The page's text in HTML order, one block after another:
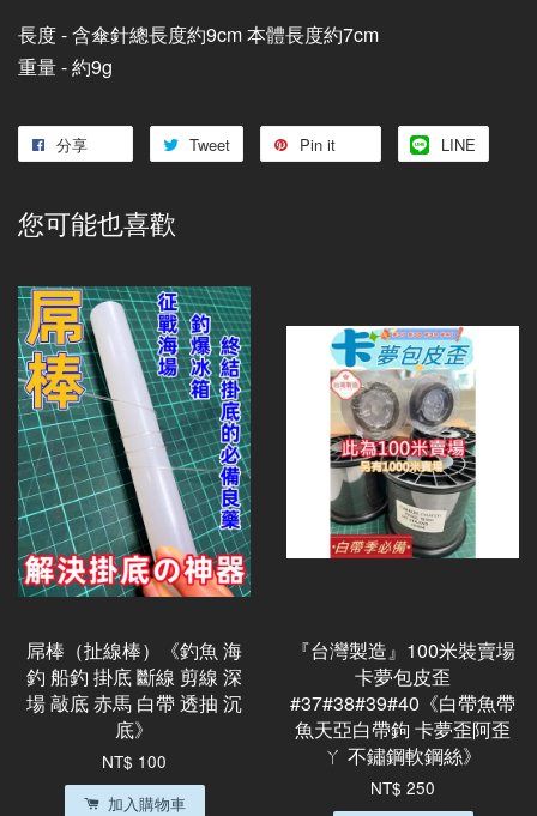
長度 - 含傘針總長度約9cm 本體長度約7cm
重量 - 約9g
分享 Tweet Pin it LINE
您可能也喜歡
屌棒（扯線棒）《釣魚 海
釣 船釣 掛底 斷線 剪線 深
場 敲底 赤馬 白帶 透抽 沉
底》
NT$ 100
加入購物車
『台灣製造』100米裝賣場
卡夢包皮歪
#37#38#39#40《白帶魚帶
魚天亞白帶鉤 卡夢歪阿歪
ㄚ 不鏽鋼軟鋼絲》
NT$ 250